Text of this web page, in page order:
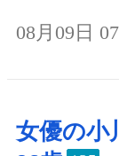
08月09日
女優の小